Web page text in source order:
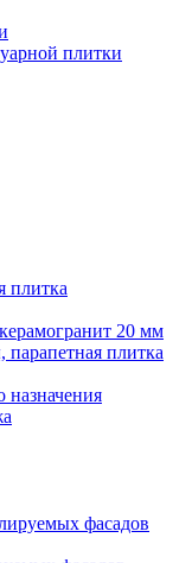
плитки
плитка
20 мм
плитка
фасадов